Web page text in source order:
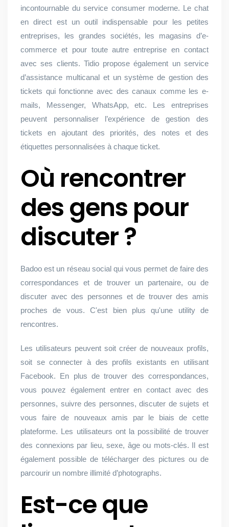
incontournable du service consumer moderne. Le chat
en direct est un outil indispensable pour les petites
entreprises, les grandes sociétés, les magasins d’e-
commerce et pour toute autre entreprise en contact
avec ses clients. Tidio propose également un service
d’assistance multicanal et un système de gestion des
tickets qui fonctionne avec des canaux comme les e-
mails, Messenger, WhatsApp, etc. Les entreprises
peuvent personnaliser l’expérience de gestion des
tickets en ajoutant des priorités, des notes et des
étiquettes personnalisées à chaque ticket.
Où rencontrer
des gens pour
discuter ?
Badoo est un réseau social qui vous permet de faire des
correspondances et de trouver un partenaire, ou de
discuter avec des personnes et de trouver des amis
proches de vous. C'est bien plus qu'une utility de
rencontres.
Les utilisateurs peuvent soit créer de nouveaux profils,
soit se connecter à des profils existants en utilisant
Facebook. En plus de trouver des correspondances,
vous pouvez également entrer en contact avec des
personnes, suivre des personnes, discuter de sujets et
vous faire de nouveaux amis par le biais de cette
plateforme. Les utilisateurs ont la possibilité de trouver
des connexions par lieu, sexe, âge ou mots-clés. Il est
également possible de télécharger des pictures ou de
parcourir un nombre illimité d’photographs.
Est-ce que